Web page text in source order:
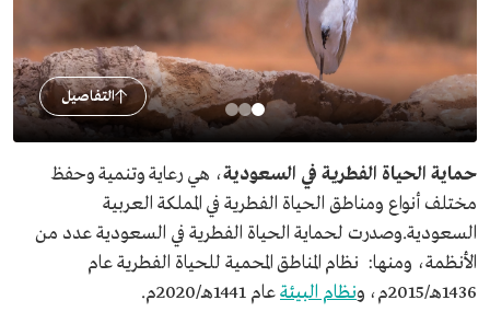
التفاصيل
حماية الحياة الفطرية في السعودية، هي رعاية وتنمية وحفظ
مختلف أنواع ومناطق الحياة الفطرية في المملكة العربية
السعودية.وصدرت لحماية الحياة الفطرية في السعودية عدد من
الأنظمة، ومنها: نظام المناطق المحمية للحياة الفطرية عام
1436هـ/2015م، و
نظام البيئةعام 1441هـ/2020م.